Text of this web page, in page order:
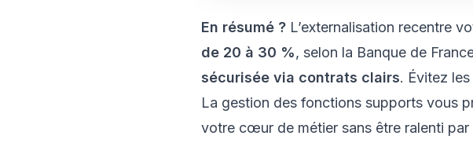
En résumé ? L’externalisation recentre
de 20 à 30 %, selon la Banque de
sécurisée via contrats clairs. Évitez
La gestion des fonctions supports vous
votre cœur de métier sans être ralenti